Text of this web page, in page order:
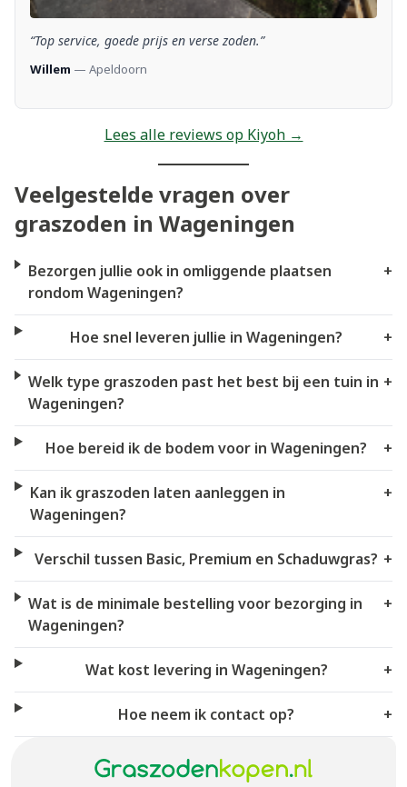
“Top service, goede prijs en verse zoden.”
Willem — Apeldoorn
Lees alle reviews op Kiyoh →
Veelgestelde vragen over
graszoden in Wageningen
Bezorgen jullie ook in omliggende plaatsen
rondom Wageningen?
+
Hoe snel leveren jullie in Wageningen? +
Welk type graszoden past het best bij een tuin in
Wageningen?
+
Hoe bereid ik de bodem voor in Wageningen? +
Kan ik graszoden laten aanleggen in
Wageningen?
+
Verschil tussen Basic, Premium en Schaduwgras? +
Wat is de minimale bestelling voor bezorging in
Wageningen?
+
Wat kost levering in Wageningen? +
Hoe neem ik contact op? +